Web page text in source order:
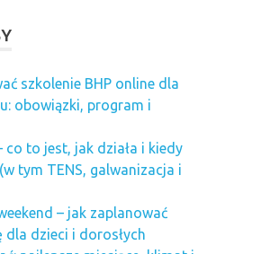
szkolenie BHP online dla
obowiązki, program i
co to jest, jak działa i kiedy
tym TENS, galwanizacja i
– jak zaplanować
dzieci i dorosłych